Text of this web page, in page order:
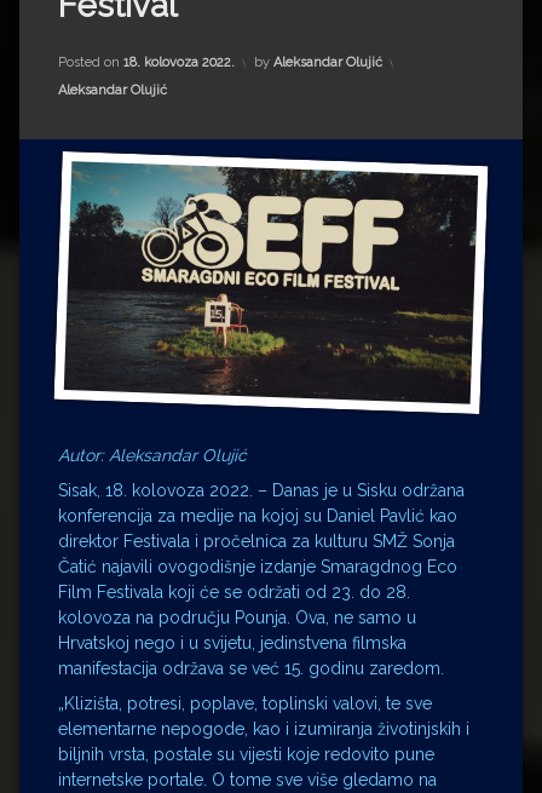
Impressum
Milenko Strižak
Drugi autori
Drugi autori
Ljiljana Lekanić-Kljaić
Željko Krznarić
Mario Lovreković
Miroslav Šantek
Posted on 18. kolovoza 2022. by Aleksandar Olujić
Kategorije:
Aleksandar Olujić
Autor: Aleksandar Olujić
Sisak, 18. kolovoza 2022. – Danas je u Sisku održana
konferencija za medije na kojoj su Daniel Pavlić kao
direktor Festivala i pročelnica za kulturu SMŽ Sonja
Čatić najavili ovogodišnje izdanje Smaragdnog Eco
Film Festivala koji će se održati od 23. do 28.
kolovoza na području Pounja. Ova, ne samo u
Hrvatskoj nego i u svijetu, jedinstvena filmska
manifestacija održava se već 15. godinu zaredom.
„Klizišta, potresi, poplave, toplinski valovi, te sve
elementarne nepogode, kao i izumiranja životinjskih i
biljnih vrsta, postale su vijesti koje redovito pune
internetske portale. O tome sve više gledamo na